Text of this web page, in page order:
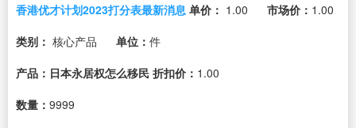
香港优才计划2023打分表最新消息 单价： 1.00 市场价： 1.00
类别： 核心产品 单位： 件
产品：日本永居权怎么移民 折扣价： 1.00
数量： 9999